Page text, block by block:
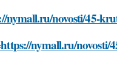
nymall.ru/novosti/45-
nymall.ru/